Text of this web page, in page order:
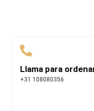
Llama para
+31 108080356